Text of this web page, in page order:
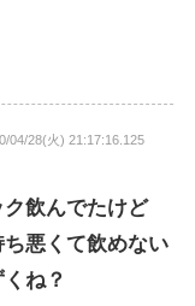
04/28(火) 21:17:16.125
飲んでたけど
悪くて飲めない
ね？